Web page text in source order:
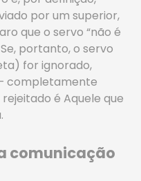
por um superior,
que o servo “não é
Se, portanto, o servo
for ignorado,
completamente
rejeitado é Aquele que
comunicação